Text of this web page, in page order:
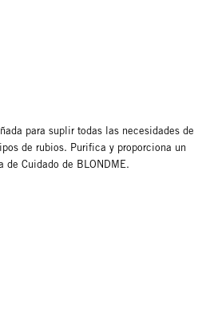
para suplir todas las necesidades de
de rubios. Purifica y proporciona un
de Cuidado de BLONDME.